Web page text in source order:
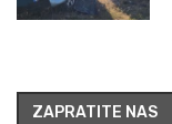
ZAPRATITE NAS